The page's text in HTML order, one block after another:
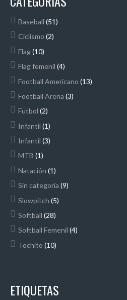
Baseball (51)
Ciclismo (2)
Flag(10)
Flag femenil (4)
Football Americano (13)
Football Arena (3)
Futbol (2)
Infantil (1)
Infantil (3)
MTB (1)
Natación (1)
Sin categoría (9)
Slowpitch (5)
Softball (28)
Softball Femenil (4)
Tochito (10)
ETIQUETAS